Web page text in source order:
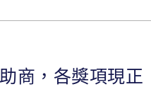
商，各獎項現正